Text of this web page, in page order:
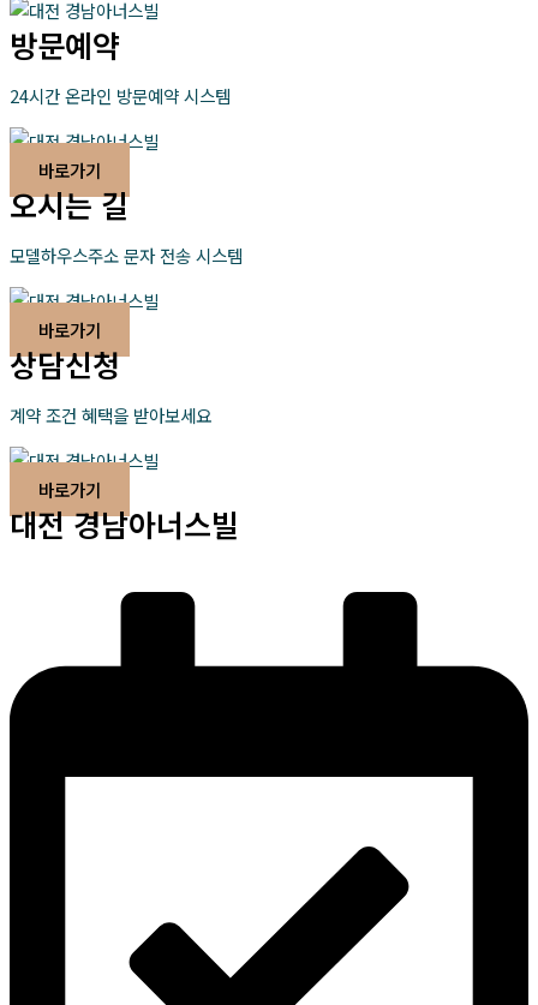
방문예약
24시간 온라인 방문예약 시스템
바로가기
오시는 길
모델하우스주소 문자 전송 시스템
바로가기
상담신청
계약 조건 혜택을 받아보세요
바로가기
대전 경남아너스빌